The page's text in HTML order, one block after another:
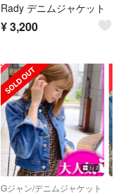
Rady デニムジャケット
¥3,200
Gジャン/デニムジャケット